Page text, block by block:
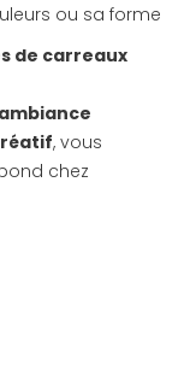
ou sa forme
de carreaux
, vous
chez